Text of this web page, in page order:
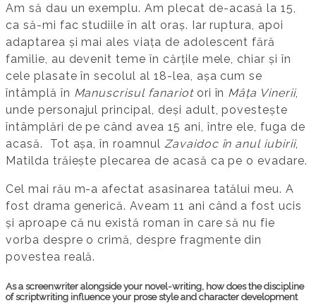
Am să dau un exemplu. Am plecat de-acasă la 15,
ca să-mi fac studiile în alt oraș. Iar ruptura, apoi
adaptarea și mai ales viața de adolescent fără
familie, au devenit teme în cărțile mele, chiar și în
cele plasate în secolul al 18-lea, așa cum se
întâmplă în Manuscrisul fanariotori în Mâța Vinerii,
unde personajul principal, deși adult, povestește
întâmplări de pe când avea 15 ani, între ele, fuga de
acasă. Tot așa, în roamnul Zavaidoc în anul iubirii,
Matilda trăiește plecarea de acasă ca pe o evadare.
Cel mai rău m-a afectat asasinarea tatălui meu. A
fost drama generică. Aveam 11 ani când a fost ucis
și aproape că nu există roman în care să nu fie
vorba despre o crimă, despre fragmente din
povestea reală.
As a screenwriter alongside your novel-writing, how does the discipline
of scriptwriting influence your prose style and character development